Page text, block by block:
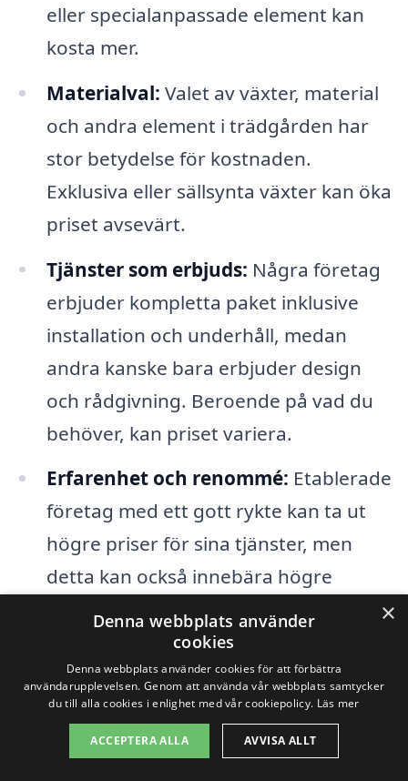
eller specialanpassade element kan
kosta mer.
Materialval: Valet av växter, material
och andra element i trädgården har
stor betydelse för kostnaden.
Exklusiva eller sällsynta växter kan öka
priset avsevärt.
Tjänster som erbjuds: Några företag
erbjuder kompletta paket inklusive
installation och underhåll, medan
andra kanske bara erbjuder design
och rådgivning. Beroende på vad du
behöver, kan priset variera.
Erfarenhet och renommé: Etablerade
företag med ett gott rykte kan ta ut
högre priser för sina tjänster, men
detta kan också innebära högre
kvalitet och bättre resultat.
För att få den bästa möjliga tjänsten till
ett rimligt pris är det alltid en god idé att
jämföra flera olika erbjudanden. Genom
att använda vår plattform kan du enkelt
×
Denna webbplats använder
cookies
Denna webbplats använder cookies för att förbättra
användarupplevelsen. Genom att använda vår webbplats samtycker
du till alla cookies i enlighet med vår cookiepolicy. Läs mer
ACCEPTERA ALLA AVVISA ALLT